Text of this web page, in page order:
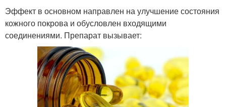
Эффект в основном направлен на улучшение состояния
кожного покрова и обусловлен входящими
соединениями. Препарат вызывает: